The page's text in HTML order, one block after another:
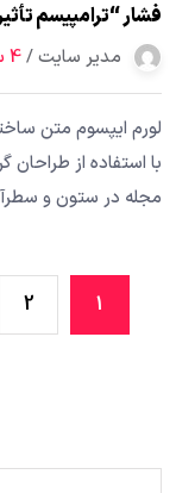
فشار “ترامپیسم
مدیر سایت /4 سال
لورم ایپسوم متن
با استفاده از
مجله در ستون و
1
2